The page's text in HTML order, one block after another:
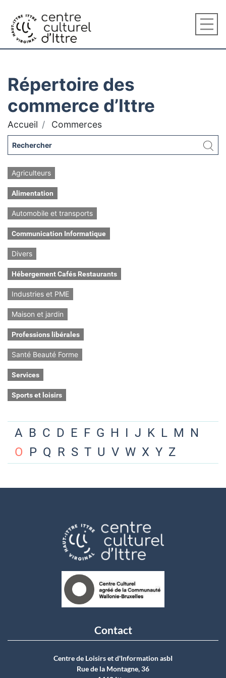
Répertoire des
commerce d’Ittre
Accueil Commerces
Agriculteurs
Alimentation
Automobile et transports
Communication Informatique
Divers
Hébergement Cafés Restaurants
Industries et PME
Maison et jardin
Professions libérales
Santé Beauté Forme
Services
Sports et loisirs
A B C D E F G H I J K L M N
O P Q R S T U V W X Y Z
Contact
Centre de Loisirs et d'Information asbI
Rue de la Montagne, 36